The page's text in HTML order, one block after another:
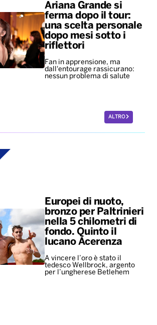
Ariana Grande si
ferma dopo il tour:
una scelta personale
dopo mesi sotto i
riflettori
Fan in apprensione, ma
dall'entourage rassicurano:
nessun problema di salute
ALTRO
Europei di nuoto,
bronzo per Paltrinieri
nella 5 chilometri di
fondo. Quinto il
lucano Acerenza
A vincere l’oro è stato il
tedesco Wellbrock, argento
per l’ungherese Betlehem